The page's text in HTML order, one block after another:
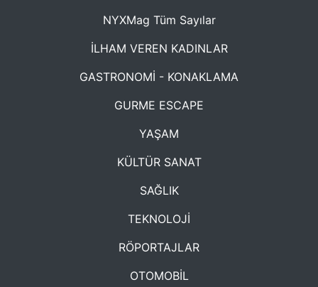
NYXMag Tüm Sayılar
İLHAM VEREN KADINLAR
GASTRONOMİ - KONAKLAMA
GURME ESCAPE
YAŞAM
KÜLTÜR SANAT
SAĞLIK
TEKNOLOJİ
RÖPORTAJLAR
OTOMOBİL